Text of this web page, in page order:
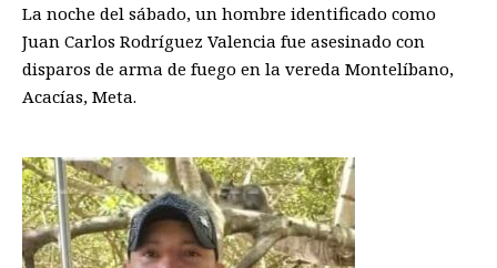
La noche del sábado, un hombre identificado como
Juan Carlos Rodríguez Valencia fue asesinado con
disparos de arma de fuego en la vereda Montelíbano,
Acacías, Meta.